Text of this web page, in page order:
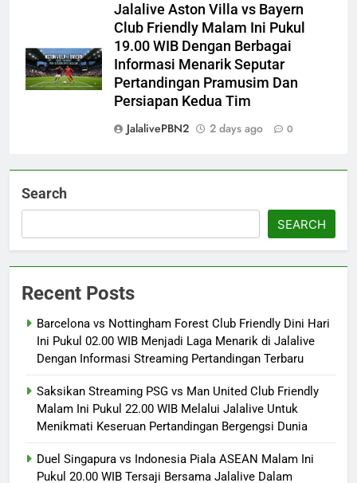
Jalalive Aston Villa vs Bayern
Club Friendly Malam Ini Pukul
19.00 WIB Dengan Berbagai
Informasi Menarik Seputar
Pertandingan Pramusim Dan
Persiapan Kedua Tim
JalalivePBN2
2 days ago 0
Search
SEARCH
Recent Posts
Barcelona vs Nottingham Forest Club Friendly Dini Hari
Ini Pukul 02.00 WIB Menjadi Laga Menarik di Jalalive
Dengan Informasi Streaming Pertandingan Terbaru
Saksikan Streaming PSG vs Man United Club Friendly
Malam Ini Pukul 22.00 WIB Melalui Jalalive Untuk
Menikmati Keseruan Pertandingan Bergengsi Dunia
Duel Singapura vs Indonesia Piala ASEAN Malam Ini
Pukul 20.00 WIB Tersaji Bersama Jalalive Dalam